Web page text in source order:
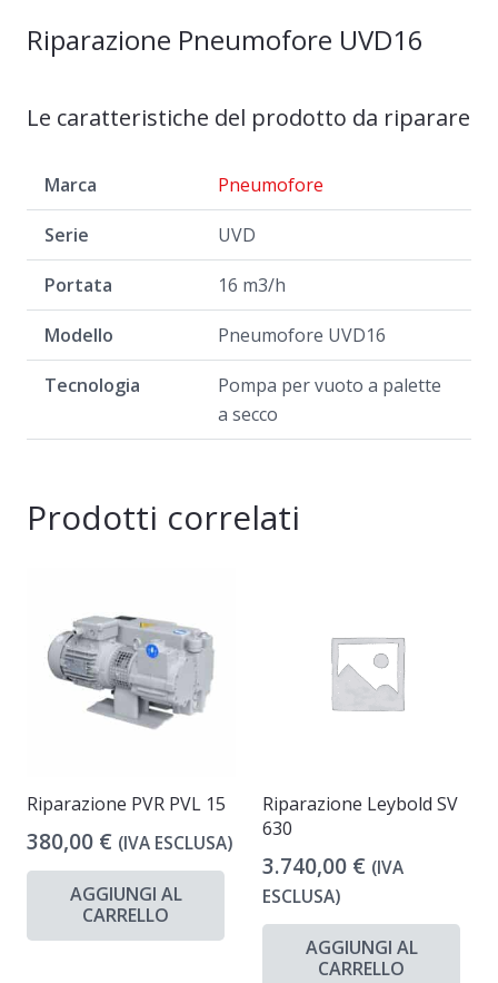
Riparazione Pneumofore UVD16
Le caratteristiche del prodotto da riparare
Marca Pneumofore
Serie UVD
Portata 16 m3/h
Modello Pneumofore UVD16
Tecnologia
Pompa per vuoto a palette
a secco
Prodotti correlati
Riparazione PVR PVL 15
380,00 € (IVA ESCLUSA)
AGGIUNGI AL
CARRELLO
Riparazione Leybold SV
630
3.740,00 € (IVA
ESCLUSA)
AGGIUNGI AL
CARRELLO